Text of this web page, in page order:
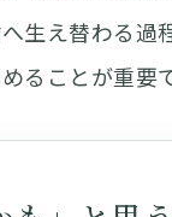
生え替わる過
ることが重要で